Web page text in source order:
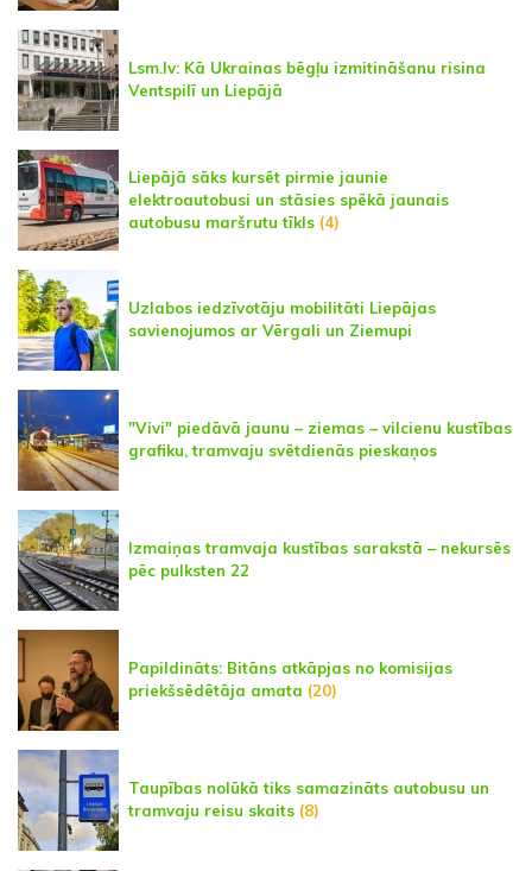
Lsm.lv: Kā Ukrainas bēgļu izmitināšanu risina
Ventspilī un Liepājā
Liepājā sāks kursēt pirmie jaunie
elektroautobusi un stāsies spēkā jaunais
autobusu maršrutu tīkls (4)
Uzlabos iedzīvotāju mobilitāti Liepājas
savienojumos ar Vērgali un Ziemupi
"Vivi" piedāvā jaunu – ziemas – vilcienu kustības
grafiku, tramvaju svētdienās pieskaņos
Izmaiņas tramvaja kustības sarakstā – nekursēs
pēc pulksten 22
Papildināts: Bitāns atkāpjas no komisijas
priekšsēdētāja amata (20)
Taupības nolūkā tiks samazināts autobusu un
tramvaju reisu skaits (8)